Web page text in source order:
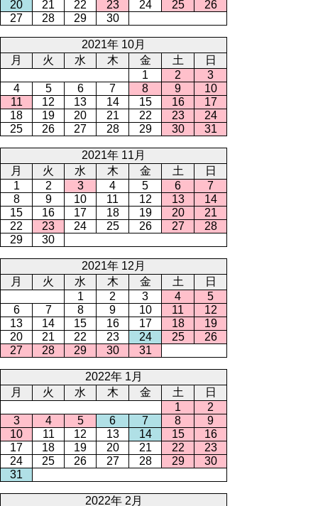
20
21 22 23 24 25
26
27
28 29 30
2021年 10月
月
火 水 木 金 土
日
1
2
3
4
5 6 7 8 9
10
11
12 13 14 15 16
17
18
19 20 21 22 23
24
25
26 27 28 29 30 31
2021年 11月
月
火 水 木 金 土
日
1
2 3 4 5 6
7
8
9 10 11 12 13
14
15
16 17 18 19 20
21
22
23 24 25 26 27
28
29
30
2021年 12月
月
火 水 木 金 土
日
1
2 3 4
5
6
7 8 9 10 11
12
13
14 15 16 17 18
19
20
21 22 23 24 25
26
27
28 29 30 31
2022年 1月
月
火 水 木 金 土
日
1
2
3
4 5 6 7 8
9
10
11 12 13 14 15
16
17
18 19 20 21 22
23
24
25 26 27 28 29
30
31
2022年 2月